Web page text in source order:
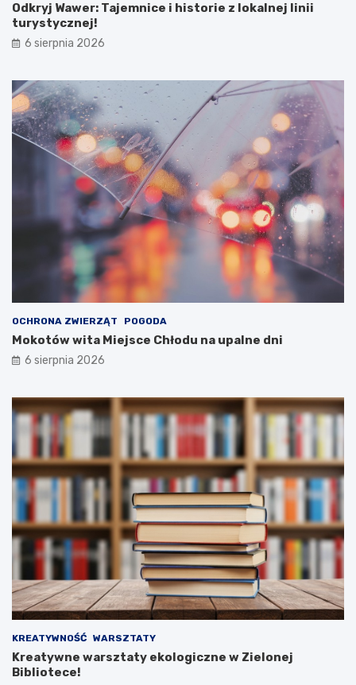
Odkryj Wawer: Tajemnice i historie z lokalnej linii
turystycznej!
6 sierpnia 2026
OCHRONA ZWIERZĄT POGODA
Mokotów wita Miejsce Chłodu na upalne dni
6 sierpnia 2026
KREATYWNOŚĆ WARSZTATY
Kreatywne warsztaty ekologiczne w Zielonej
Bibliotece!